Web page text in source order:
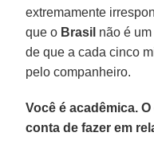
extremamente
que o Brasil não é
de que a cada cinco
pelo companheiro.
Você é acadêmica.
conta de fazer em